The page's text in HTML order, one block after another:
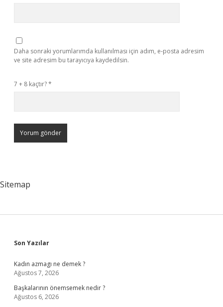
Daha sonraki yorumlarımda kullanılması için adım, e-posta adresim
ve site adresim bu tarayıcıya kaydedilsin.
7 + 8 kaçtır?*
Sitemap
Sidebar
Son Yazılar
Kadın azmagı ne demek ?
Ağustos 7, 2026
Başkalarının önemsemek nedir ?
Ağustos 6, 2026